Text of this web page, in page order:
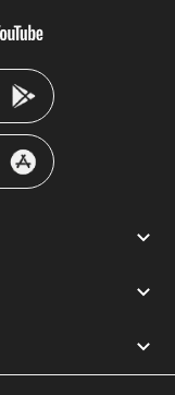
youtube-